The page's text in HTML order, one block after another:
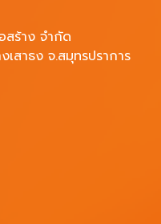
สร้าง จำกัด
สาธง จ.สมุทรปราการ